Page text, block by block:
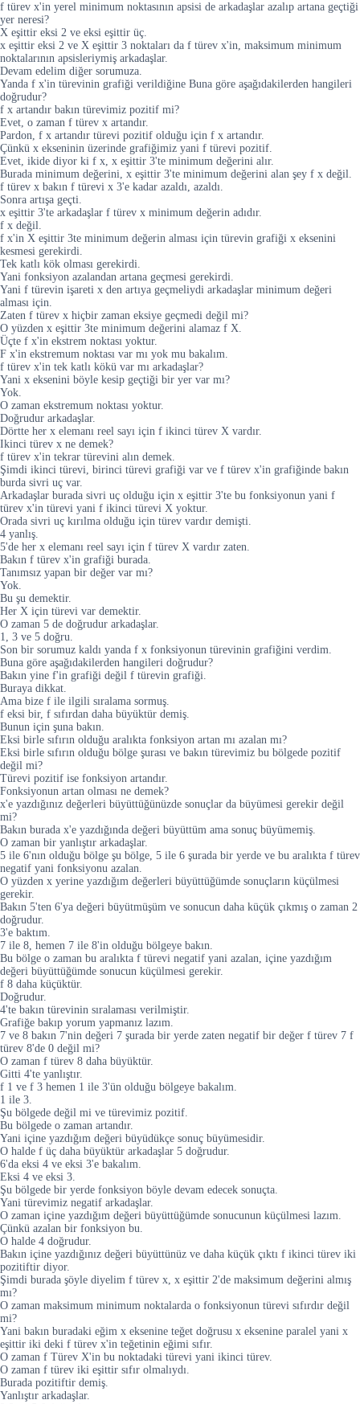
f türev x'in yerel minimum noktasının apsisi de arkadaşlar azalıp artana geçtiği
yer neresi?
X eşittir eksi 2 ve eksi eşittir üç.
x eşittir eksi 2 ve X eşittir 3 noktaları da f türev x'in, maksimum minimum
noktalarının apsisleriymiş arkadaşlar.
Devam edelim diğer sorumuza.
Yanda f x'in türevinin grafiği verildiğine Buna göre aşağıdakilerden hangileri
doğrudur?
f x artandır bakın türevimiz pozitif mi?
Evet, o zaman f türev x artandır.
Pardon, f x artandır türevi pozitif olduğu için f x artandır.
Çünkü x ekseninin üzerinde grafiğimiz yani f türevi pozitif.
Evet, ikide diyor ki f x, x eşittir 3'te minimum değerini alır.
Burada minimum değerini, x eşittir 3'te minimum değerini alan şey f x değil.
f türev x bakın f türevi x 3'e kadar azaldı, azaldı.
Sonra artışa geçti.
x eşittir 3'te arkadaşlar f türev x minimum değerin adıdır.
f x değil.
f x'in X eşittir 3te minimum değerin alması için türevin grafiği x eksenini
kesmesi gerekirdi.
Tek katlı kök olması gerekirdi.
Yani fonksiyon azalandan artana geçmesi gerekirdi.
Yani f türevin işareti x den artıya geçmeliydi arkadaşlar minimum değeri
alması için.
Zaten f türev x hiçbir zaman eksiye geçmedi değil mi?
O yüzden x eşittir 3te minimum değerini alamaz f X.
Üçte f x'in ekstrem noktası yoktur.
F x'in ekstremum noktası var mı yok mu bakalım.
f türev x'in tek katlı kökü var mı arkadaşlar?
Yani x eksenini böyle kesip geçtiği bir yer var mı?
Yok.
O zaman ekstremum noktası yoktur.
Doğrudur arkadaşlar.
Dörtte her x elemanı reel sayı için f ikinci türev X vardır.
Ikinci türev x ne demek?
f türev x'in tekrar türevini alın demek.
Şimdi ikinci türevi, birinci türevi grafiği var ve f türev x'in grafiğinde bakın
burda sivri uç var.
Arkadaşlar burada sivri uç olduğu için x eşittir 3'te bu fonksiyonun yani f
türev x'in türevi yani f ikinci türevi X yoktur.
Orada sivri uç kırılma olduğu için türev vardır demişti.
4 yanlış.
5'de her x elemanı reel sayı için f türev X vardır zaten.
Bakın f türev x'in grafiği burada.
Tanımsız yapan bir değer var mı?
Yok.
Bu şu demektir.
Her X için türevi var demektir.
O zaman 5 de doğrudur arkadaşlar.
1, 3 ve 5 doğru.
Son bir sorumuz kaldı yanda f x fonksiyonun türevinin grafiğini verdim.
Buna göre aşağıdakilerden hangileri doğrudur?
Bakın yine f'in grafiği değil f türevin grafiği.
Buraya dikkat.
Ama bize f ile ilgili sıralama sormuş.
f eksi bir, f sıfırdan daha büyüktür demiş.
Bunun için şuna bakın.
Eksi birle sıfırın olduğu aralıkta fonksiyon artan mı azalan mı?
Eksi birle sıfırın olduğu bölge şurası ve bakın türevimiz bu bölgede pozitif
değil mi?
Türevi pozitif ise fonksiyon artandır.
Fonksiyonun artan olması ne demek?
x'e yazdığınız değerleri büyüttüğünüzde sonuçlar da büyümesi gerekir değil
mi?
Bakın burada x'e yazdığında değeri büyüttüm ama sonuç büyümemiş.
O zaman bir yanlıştır arkadaşlar.
5 ile 6'nın olduğu bölge şu bölge, 5 ile 6 şurada bir yerde ve bu aralıkta f türev
negatif yani fonksiyonu azalan.
O yüzden x yerine yazdığım değerleri büyüttüğümde sonuçların küçülmesi
gerekir.
Bakın 5'ten 6'ya değeri büyütmüşüm ve sonucun daha küçük çıkmış o zaman 2
doğrudur.
3'e baktım.
7 ile 8, hemen 7 ile 8'in olduğu bölgeye bakın.
Bu bölge o zaman bu aralıkta f türevi negatif yani azalan, içine yazdığım
değeri büyüttüğümde sonucun küçülmesi gerekir.
f 8 daha küçüktür.
Doğrudur.
4'te bakın türevinin sıralaması verilmiştir.
Grafiğe bakıp yorum yapmanız lazım.
7 ve 8 bakın 7'nin değeri 7 şurada bir yerde zaten negatif bir değer f türev 7 f
türev 8'de 0 değil mi?
O zaman f türev 8 daha büyüktür.
Gitti 4'te yanlıştır.
f 1 ve f 3 hemen 1 ile 3'ün olduğu bölgeye bakalım.
1 ile 3.
Şu bölgede değil mi ve türevimiz pozitif.
Bu bölgede o zaman artandır.
Yani içine yazdığım değeri büyüdükçe sonuç büyümesidir.
O halde f üç daha büyüktür arkadaşlar 5 doğrudur.
6'da eksi 4 ve eksi 3'e bakalım.
Eksi 4 ve eksi 3.
Şu bölgede bir yerde fonksiyon böyle devam edecek sonuçta.
Yani türevimiz negatif arkadaşlar.
O zaman içine yazdığım değeri büyüttüğümde sonucunun küçülmesi lazım.
Çünkü azalan bir fonksiyon bu.
O halde 4 doğrudur.
Bakın içine yazdığınız değeri büyüttünüz ve daha küçük çıktı f ikinci türev iki
pozitiftir diyor.
Şimdi burada şöyle diyelim f türev x, x eşittir 2'de maksimum değerini almış
mı?
O zaman maksimum minimum noktalarda o fonksiyonun türevi sıfırdır değil
mi?
Yani bakın buradaki eğim x eksenine teğet doğrusu x eksenine paralel yani x
eşittir iki deki f türev x'in teğetinin eğimi sıfır.
O zaman f Türev X'in bu noktadaki türevi yani ikinci türev.
O zaman f türev iki eşittir sıfır olmalıydı.
Burada pozitiftir demiş.
Yanlıştır arkadaşlar.